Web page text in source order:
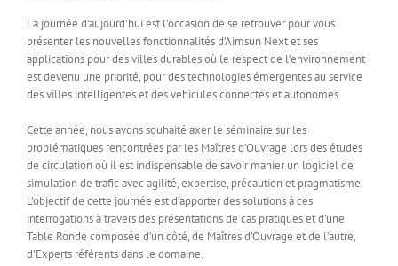
La journée d’aujourd’hui est l’occasion de se retrouver pour vous
présenter les nouvelles fonctionnalités d’Aimsun Next et ses
applications pour des villes durables où le respect de l’environnement
est devenu une priorité, pour des technologies émergentes au service
des villes intelligentes et des véhicules connectés et autonomes.
Cette année, nous avons souhaité axer le séminaire sur les
problématiques rencontrées par les Maîtres d’Ouvrage lors des études
de circulation où il est indispensable de savoir manier un logiciel de
simulation de trafic avec agilité, expertise, précaution et pragmatisme.
L’objectif de cette journée est d’apporter des solutions à ces
interrogations à travers des présentations de cas pratiques et d’une
Table Ronde composée d’un côté, de Maîtres d’Ouvrage et de l’autre,
d’Experts référents dans le domaine.